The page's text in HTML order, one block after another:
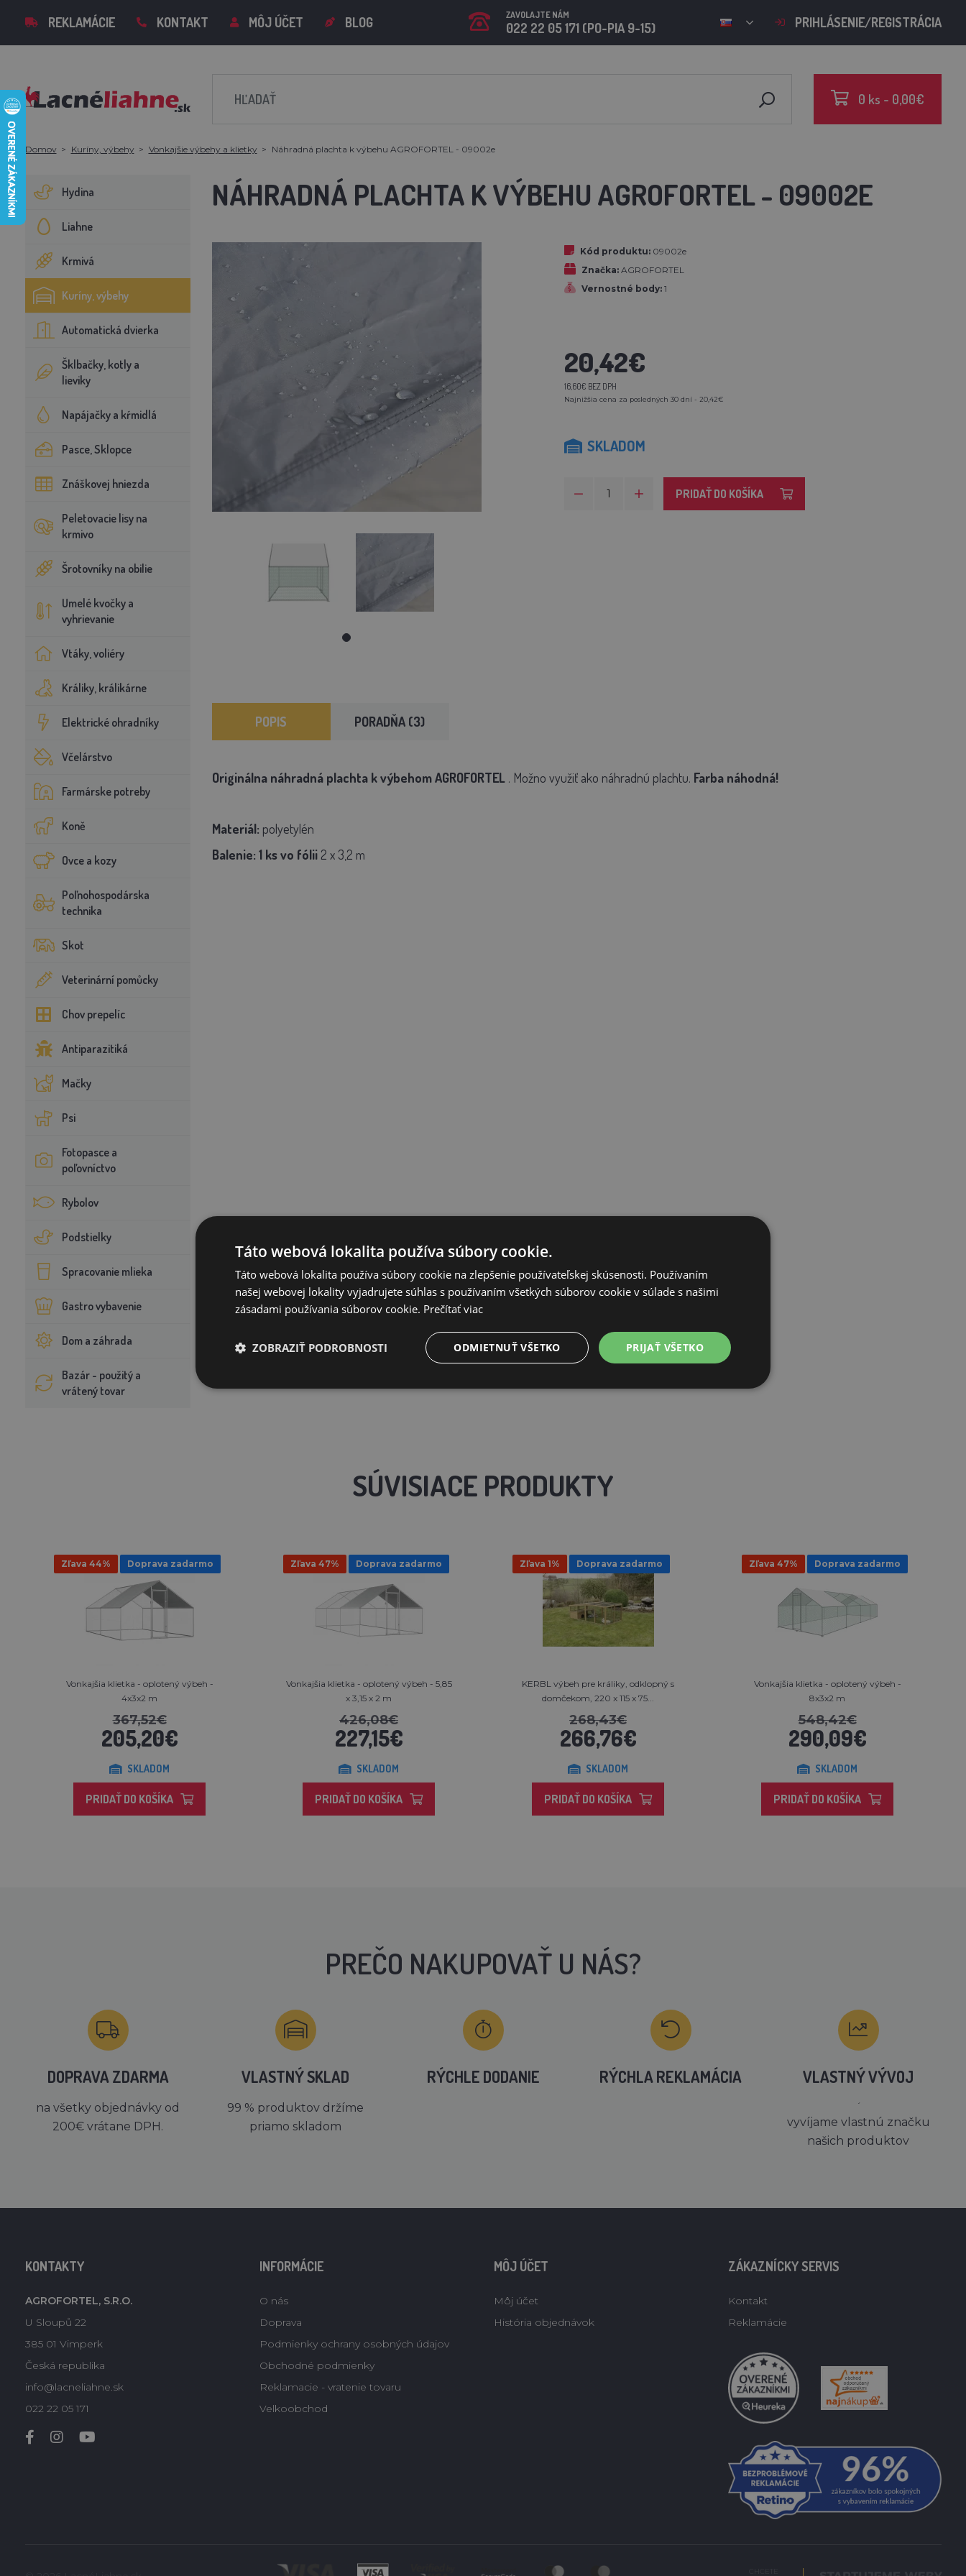
REKLAMÁCIE KONTAKT MÔJ ÚČET BLOG ZAVOLAJTE NÁM
022 22 05 171 (PO-PIA 9-15) PRIHLÁSENIE/REGISTRÁCIA
0 ks - 0,00€
Domov Kuríny, výbehy Vonkajšie výbehy a klietky Náhradná plachta k výbehu AGROFORTEL - 09002e
Hydina
Liahne
Krmivá
Kuríny, výbehy
Automatická dvierka
Šklbačky, kotly a
lieviky
Napájačky a kŕmidlá
Pasce, Sklopce
Znáškovej hniezda
Peletovacie lisy na
krmivo
Šrotovníky na obilie
Umelé kvočky a
vyhrievanie
Vtáky, voliéry
Králiky, králikárne
Elektrické ohradníky
Včelárstvo
Farmárske potreby
Koně
Ovce a kozy
Poľnohospodárska
technika
Skot
Veterinární pomůcky
Chov prepelíc
Antiparazitiká
Mačky
Psi
Fotopasce a
poľovníctvo
Rybolov
Podstielky
Spracovanie mlieka
Gastro vybavenie
Dom a záhrada
Bazár - použitý a
vrátený tovar
NÁHRADNÁ PLACHTA K VÝBEHU AGROFORTEL - 09002E
Kód produktu: 09002e
Značka: AGROFORTEL
Vernostné body: 1
20,42€
16,60€ BEZ DPH
Najnižšia cena za posledných 30 dní - 20,42€
SKLADOM
PRIDAŤ DO KOŠÍKA
POPIS PORADŇA (3)
Originálna náhradná plachta k výbehom AGROFORTEL. Možno využiť ako náhradnú plachtu. Farba náhodná!
Materiál: polyetylén
Balenie: 1 ks vo fólii2 x 3,2 m
SÚVISIACE PRODUKTY
Zľava 44% Doprava zadarmo
Vonkajšia klietka - oplotený výbeh -
4x3x2 m
367,52€
205,20€
SKLADOM
PRIDAŤ DO KOŠÍKA
Zľava 47% Doprava zadarmo
Vonkajšia klietka - oplotený výbeh - 5,85
x 3,15 x 2 m
426,08€
227,15€
SKLADOM
PRIDAŤ DO KOŠÍKA
Zľava 1% Doprava zadarmo
KERBL výbeh pre králiky, odklopný s
domčekom, 220 x 115 x 75...
268,43€
266,76€
SKLADOM
PRIDAŤ DO KOŠÍKA
Zľava 47% Doprava zadarmo
Vonkajšia klietka - oplotený výbeh -
8x3x2 m
548,42€
290,09€
SKLADOM
PRIDAŤ DO KOŠÍKA
PREČO NAKUPOVAŤ U NÁS?
DOPRAVA ZDARMA
na všetky objednávky od
200€ vrátane DPH.
VLASTNÝ SKLAD
99 % produktov držíme
priamo skladom
RÝCHLE DODANIE RÝCHLA REKLAMÁCIA VLASTNÝ VÝVOJ
´
vyvíjame vlastnú značku
našich produktov
KONTAKTY
AGROFORTEL, S.R.O.
U Sloupů 22
385 01 Vimperk
Česká republika
info@lacneliahne.sk
022 22 05 171
INFORMÁCIE
O nás
Doprava
Podmienky ochrany osobných údajov
Obchodné podmienky
Reklamacie - vratenie tovaru
Velkoobchod
MÔJ ÚČET
Môj účet
História objednávok
ZÁKAZNÍCKY SERVIS
Kontakt
Reklamácie
Táto webová lokalita používa súbory cookie.
Táto webová lokalita používa súbory cookie na zlepšenie používateľskej skúsenosti. Používaním
našej webovej lokality vyjadrujete súhlas s používaním všetkých súborov cookie v súlade s našimi
zásadami používania súborov cookie. Prečítať viac
PRIJAŤ VŠETKO
ODMIETNUŤ VŠETKO
ZOBRAZIŤ PODROBNOSTI